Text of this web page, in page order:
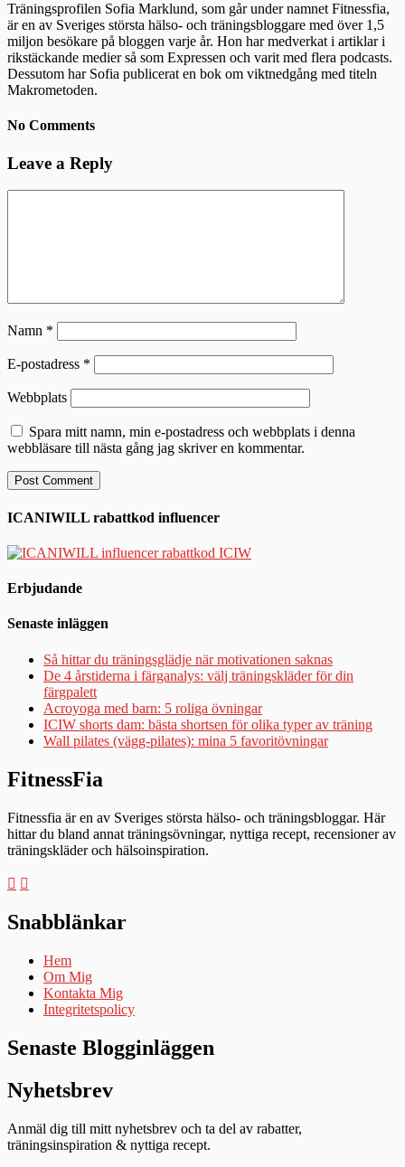
Träningsprofilen Sofia Marklund, som går under namnet Fitnessfia,
är en av Sveriges största hälso- och träningsbloggare med över 1,5
miljon besökare på bloggen varje år. Hon har medverkat i artiklar i
rikstäckande medier så som Expressen och varit med flera podcasts.
Dessutom har Sofia publicerat en bok om viktnedgång med titeln
Makrometoden.
No Comments
Leave a Reply
Namn *
E-postadress *
Webbplats
Spara mitt namn, min e-postadress och webbplats i denna
webbläsare till nästa gång jag skriver en kommentar.
ICANIWILL rabattkod influencer
Erbjudande
Senaste inläggen
Så hittar du träningsglädje när motivationen saknas
De 4 årstiderna i färganalys: välj träningskläder för din
färgpalett
Acroyoga med barn: 5 roliga övningar
ICIW shorts dam: bästa shortsen för olika typer av träning
Wall pilates (vägg-pilates): mina 5 favoritövningar
FitnessFia
Fitnessfia är en av Sveriges största hälso- och träningsbloggar. Här
hittar du bland annat träningsövningar, nyttiga recept, recensioner av
träningskläder och hälsoinspiration.
Snabblänkar
Hem
Om Mig
Kontakta Mig
Integritetspolicy
Senaste Blogginläggen
Nyhetsbrev
Anmäl dig till mitt nyhetsbrev och ta del av rabatter,
träningsinspiration & nyttiga recept.